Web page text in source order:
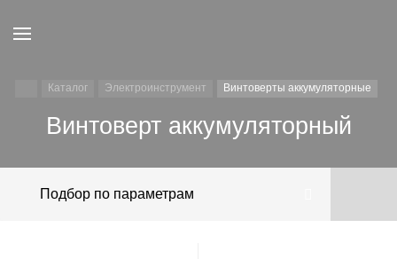
Каталог Электроинструмент Винтоверты аккумуляторные
Винтоверт аккумуляторный
Подбор по параметрам